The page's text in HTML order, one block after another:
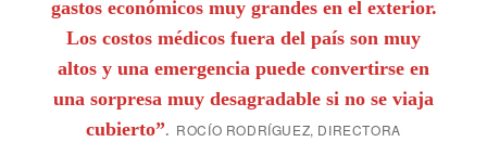
gastos económicos muy grandes en el exterior.
Los costos médicos fuera del país son muy
altos y una emergencia puede convertirse en
una sorpresa muy desagradable si no se viaja
cubierto”. ROCÍO RODRÍGUEZ, DIRECTORA